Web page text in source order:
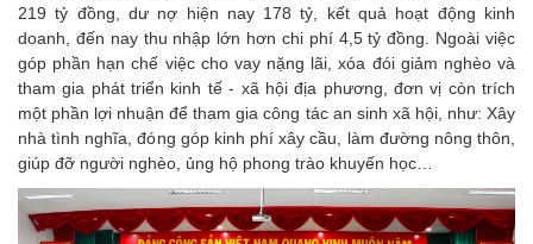
219 tỷ đồng, dư nợ hiện nay 178 tỷ, kết quả hoạt động kinh
doanh, đến nay thu nhập lớn hơn chi phí 4,5 tỷ đồng. Ngoài việc
góp phần hạn chế việc cho vay nặng lãi, xóa đói giảm nghèo và
tham gia phát triển kinh tế - xã hội địa phương, đơn vị còn trích
một phần lợi nhuận để tham gia công tác an sinh xã hội, như: Xây
nhà tình nghĩa, đóng góp kinh phí xây cầu, làm đường nông thôn,
giúp đỡ người nghèo, ủng hộ phong trào khuyến học…